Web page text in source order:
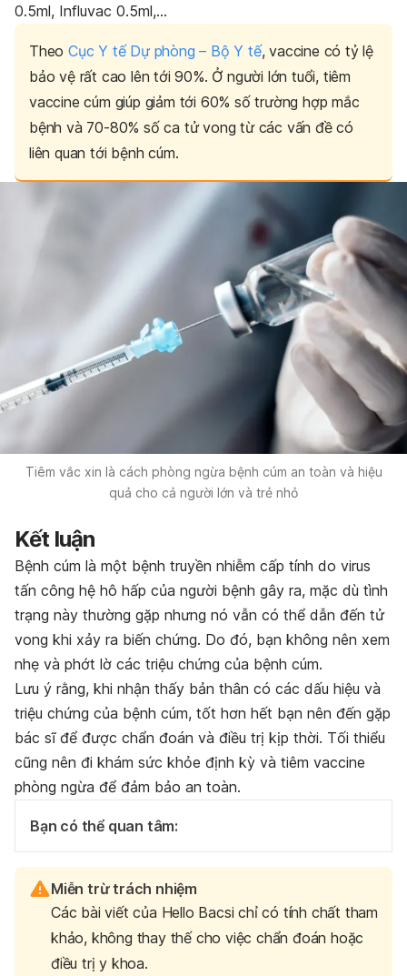
0.5ml, Influvac 0.5ml,…
Theo Cục Y tế Dự phòng – Bộ Y tế, vaccine có tỷ lệ
bảo vệ rất cao lên tới 90%. Ở người lớn tuổi, tiêm
vaccine cúm giúp giảm tới 60% số trường hợp mắc
bệnh và 70-80% số ca tử vong từ các vấn đề có
liên quan tới bệnh cúm.
Tiêm vắc xin là cách phòng ngừa bệnh cúm an toàn và hiệu
quả cho cả người lớn và trẻ nhỏ
Kết luận
Bệnh cúm là một bệnh truyền nhiễm cấp tính do virus
tấn công hệ hô hấp của người bệnh gây ra, mặc dù tình
trạng này thường gặp nhưng nó vẫn có thể dẫn đến tử
vong khi xảy ra biến chứng. Do đó, bạn không nên xem
nhẹ và phớt lờ các triệu chứng của bệnh cúm.
Lưu ý rằng, khi nhận thấy bản thân có các dấu hiệu và
triệu chứng của bệnh cúm, tốt hơn hết bạn nên đến gặp
bác sĩ để được chẩn đoán và điều trị kịp thời. Tối thiểu
cũng nên đi khám sức khỏe định kỳ và tiêm vaccine
phòng ngừa để đảm bảo an toàn.
Bạn có thể quan tâm:
Miễn trừ trách nhiệm
Các bài viết của Hello Bacsi chỉ có tính chất tham
khảo, không thay thế cho việc chẩn đoán hoặc
điều trị y khoa.